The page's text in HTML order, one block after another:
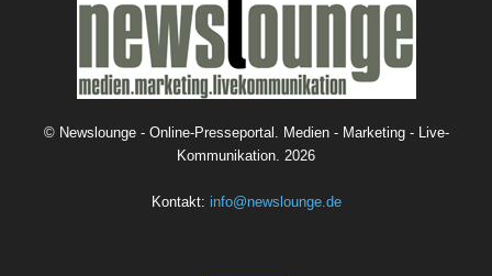
© Newslounge - Online-Presseportal. Medien - Marketing - Live-
Kommunikation. 2026
Kontakt: info@newslounge.de